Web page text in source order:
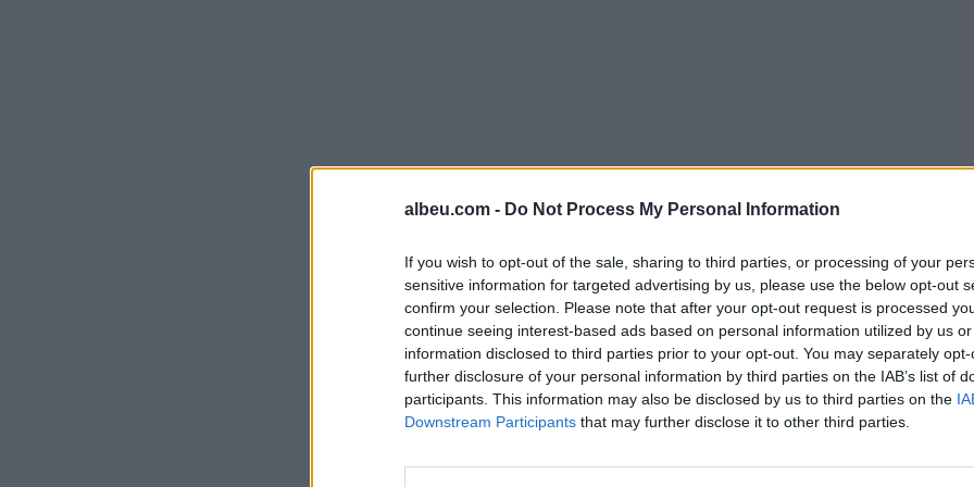
albeu.com - Do Not Process My Personal Information
If you wish to opt-out of the sale, sharing to third parties, or processing of your
sensitive information for targeted advertising by us, please use the below opt-out
confirm your selection. Please note that after your opt-out request is processed
continue seeing interest-based ads based on personal information utilized by us
information disclosed to third parties prior to your opt-out. You may separately
further disclosure of your personal information by third parties on the IAB’s list of
participants. This information may also be disclosed by us to third parties on the
Downstream Participants that may further disclose it to other third parties.